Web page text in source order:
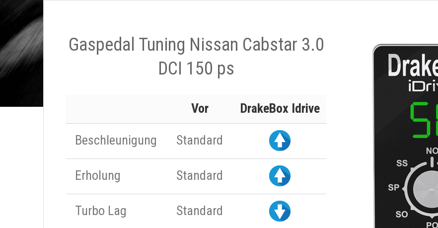
Gaspedal Tuning Nissan Cabstar 3.0
DCI 150 ps
Vor DrakeBox Idrive
Beschleunigung Standard
Erholung Standard
Turbo Lag Standard